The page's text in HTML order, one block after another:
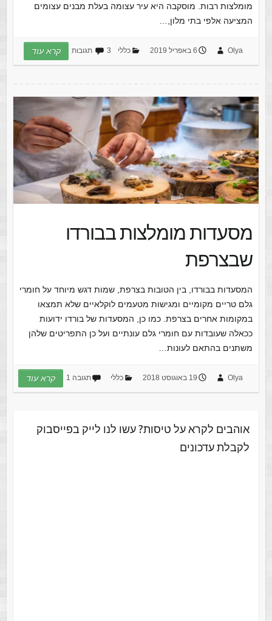
מומלצות רבות. מוסקבה היא עיר עצומה בעלת מבנים עצומים
המציעה אלפי בתי מלון,…
Olya 6 באפריל 2019 כללי 3 תגובות קרא עוד
מסעדות מומלצות בבורדו
שבצרפת
המסעדות בבורדו, בין הטובות בצרפת, שמות דגש מיוחד על חומרי
גלם טריים מקומיים ומגישות מטעמים לוקלאיים שלא תמצאו
במקומות אחרים בצרפת. כמו כן, המסעדות של בורדו ידועות
ככאלה שעובדות עם חומרי גלם עונתיים ועל כן התפריטים שלהן
משתנים בהתאם לעונות…
Olya 19 באוגוסט 2018 כללי תגובה 1 קרא עוד
אוהבים לקרא על טיסות? עשו לנו לייק בפייסבוק
לקבלת עדכונים